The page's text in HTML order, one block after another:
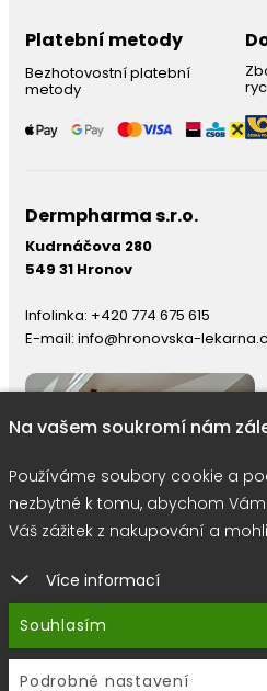
Platební metody
Bezhotovostní platební
metody
Dermpharma s.r.o.
Kudrnáčova 280
549 31 Hronov
Infolinka: +420 774 675 615
E-mail: info@hronovska-
© 2026 |
Na vašem soukromí nám
Používáme soubory cookie a
nezbytné k tomu, abychom
Váš zážitek z nakupování a
Více informací
Souhlasím
Podrobné nastavení